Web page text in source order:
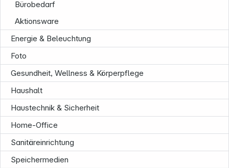
Bürobedarf
Aktionsware
Energie & Beleuchtung
Foto
Gesundheit, Wellness & Körperpflege
Haushalt
Haustechnik & Sicherheit
Home-Office
Sanitäreinrichtung
Speichermedien